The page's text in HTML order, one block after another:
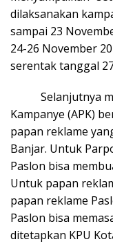
dilaksanakan
sampai 23
24-26 November
serentak tanggal
Selanjutnya
Kampanye (APK)
papan reklame
Banjar. Untuk
Paslon bisa
Untuk papan
papan reklame
Paslon bisa
ditetapkan KPU